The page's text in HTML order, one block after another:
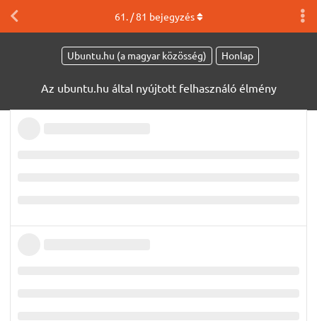
Ubuntu.hu (a magyar közösség) Honlap
Az ubuntu.hu által nyújtott felhasználó élmény
61. /81 bejegyzés